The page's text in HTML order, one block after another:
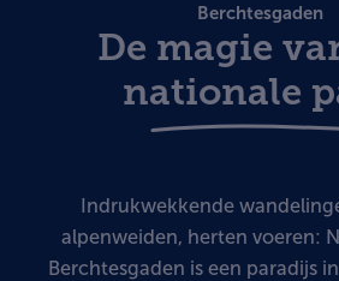
Berchtesgaden
De magie
nationale
Indrukwekkende
alpenweiden, herten voeren:
Berchtesgaden is een paradijs